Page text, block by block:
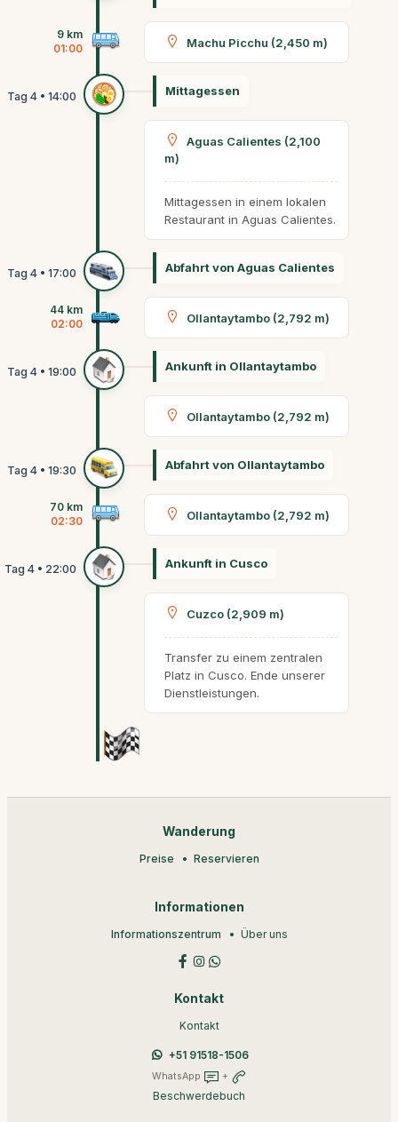
9 km
01:00
Machu Picchu (2,450 m)
Mittagessen
Aguas Calientes (2,100
m)
Mittagessen in einem lokalen
Restaurant in Aguas Calientes.
Abfahrt von Aguas Calientes
44 km
02:00
Ollantaytambo (2,792 m)
Ankunft in Ollantaytambo
Ollantaytambo (2,792 m)
Abfahrt von Ollantaytambo
70 km
02:30
Ollantaytambo (2,792 m)
Ankunft in Cusco
Cuzco (2,909 m)
Transfer zu einem zentralen
Platz in Cusco. Ende unserer
Dienstleistungen.
Wanderung
Preise Reservieren
Informationen
Informationszentrum Über uns
Kontakt
Kontakt
+51 91518-1506
WhatsApp +
Beschwerdebuch